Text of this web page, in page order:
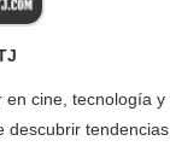
cine, tecnología